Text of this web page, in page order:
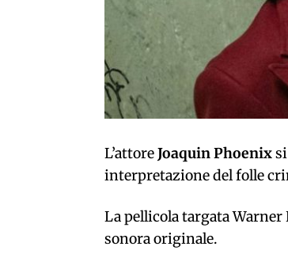
L’attoreJoaquin Phoenix
interpretazione del folle
La pellicola targata
sonora originale.